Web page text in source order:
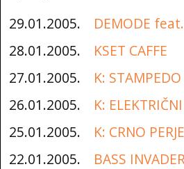
29.01.2005.
DEMODE
28.01.2005.
KSET CAFFE
27.01.2005.
K:
26.01.2005.
K:
25.01.2005.
K: CRNO PERJE
22.01.2005.
BASS